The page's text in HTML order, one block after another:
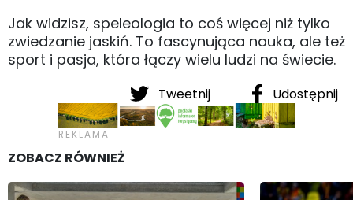
Jak widzisz, speleologia to coś więcej niż tylko
zwiedzanie jaskiń. To fascynująca nauka, ale też
sport i pasja, która łączy wielu ludzi na świecie.
Tweetnij Udostępnij
ZOBACZ RÓWNIEŻ